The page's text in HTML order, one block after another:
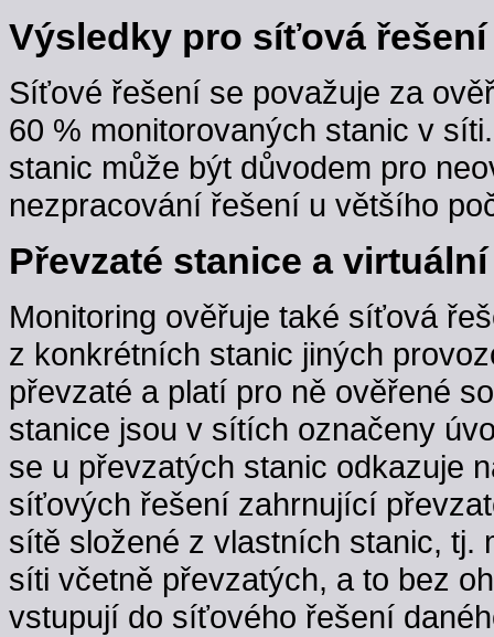
Výsledky pro síťová řešení
Síťové řešení se považuje za
60 % monitorovaných stanic v
stanic může být důvodem pro
nezpracování řešení u většího
Převzaté stanice a
Monitoring ověřuje také síťová
z konkrétních stanic jiných
převzaté a platí pro ně ověřené
stanice jsou v sítích označeny
se u převzatých stanic odkazuje
síťových řešení zahrnující
sítě složené z vlastních stanic, tj.
síti včetně převzatých, a to bez
vstupují do síťového řešení